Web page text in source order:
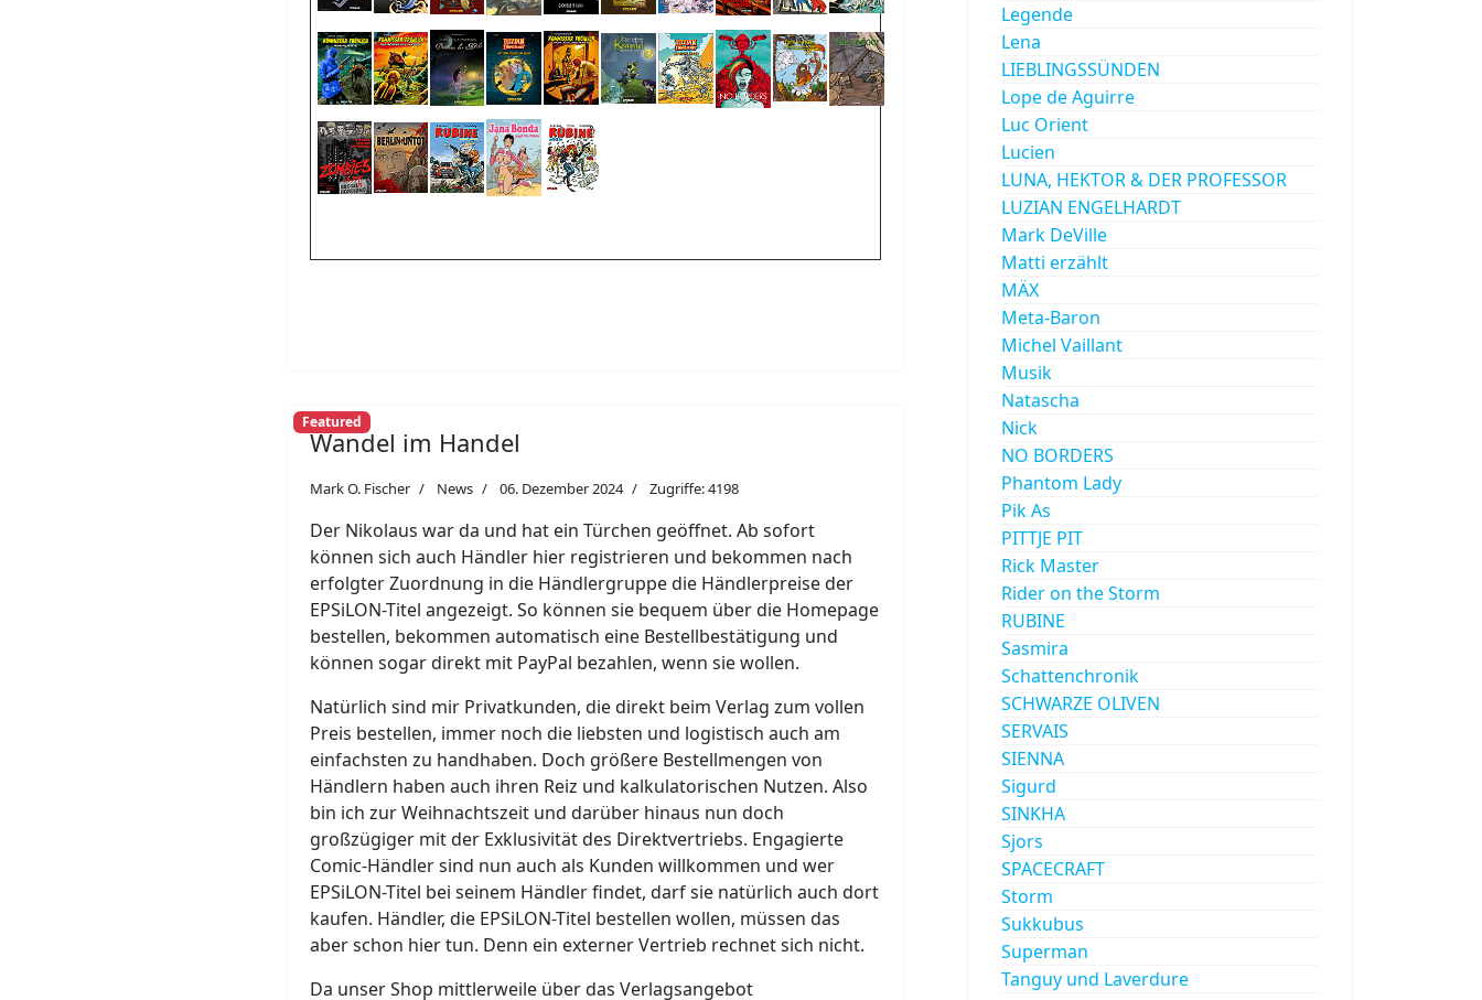
Featured
Wandel im Handel
Mark O. Fischer News 06. Dezember 2024 Zugriffe: 4198
Der Nikolaus war da und hat ein Türchen geöffnet. Ab sofort
können sich auch Händler hier registrieren und bekommen nach
erfolgter Zuordnung in die Händlergruppe die Händlerpreise der
EPSiLON-Titel angezeigt. So können sie bequem über die Homepage
bestellen, bekommen automatisch eine Bestellbestätigung und
können sogar direkt mit PayPal bezahlen, wenn sie wollen.
Natürlich sind mir Privatkunden, die direkt beim Verlag zum vollen
Preis bestellen, immer noch die liebsten und logistisch auch am
einfachsten zu handhaben. Doch größere Bestellmengen von
Händlern haben auch ihren Reiz und kalkulatorischen Nutzen. Also
bin ich zur Weihnachtszeit und darüber hinaus nun doch
großzügiger mit der Exklusivität des Direktvertriebs. Engagierte
Comic-Händler sind nun auch als Kunden willkommen und wer
EPSiLON-Titel bei seinem Händler findet, darf sie natürlich auch dort
kaufen. Händler, die EPSiLON-Titel bestellen wollen, müssen das
aber schon hier tun. Denn ein externer Vertrieb rechnet sich nicht.
Da unser Shop mittlerweile über das Verlagsangebot
Legende
Lena
LIEBLINGSSÜNDEN
Lope de Aguirre
Luc Orient
Lucien
LUNA, HEKTOR & DER PROFESSOR
LUZIAN ENGELHARDT
Mark DeVille
Matti erzählt
MÄX
Meta-Baron
Michel Vaillant
Musik
Natascha
Nick
NO BORDERS
Phantom Lady
Pik As
PITTJE PIT
Rick Master
Rider on the Storm
RUBINE
Sasmira
Schattenchronik
SCHWARZE OLIVEN
SERVAIS
SIENNA
Sigurd
SINKHA
Sjors
SPACECRAFT
Storm
Sukkubus
Superman
Tanguy und Laverdure